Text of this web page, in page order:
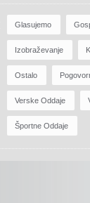
Glasujemo
Izobraževanje
Ostalo
Verske Oddaje
Športne Oddaje